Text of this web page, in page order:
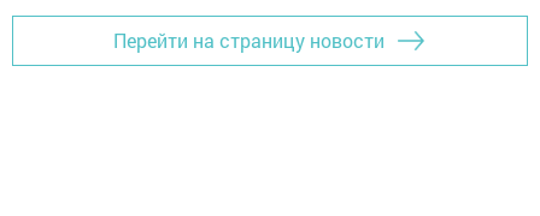
Перейти на страницу новости